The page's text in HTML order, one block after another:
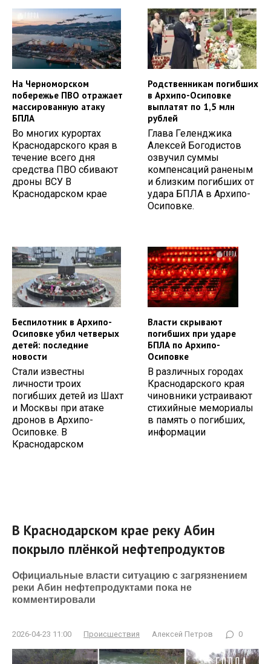
На Черноморском
побережье ПВО отражает
массированную атаку
БПЛА
Во многих курортах
Краснодарского края в
течение всего дня
средства ПВО сбивают
дроны ВСУ В
Краснодарском крае
Родственникам погибших
в Архипо-Осиповке
выплатят по 1,5 млн
рублей
Глава Геленджика
Алексей Богодистов
озвучил суммы
компенсаций раненым
и близким погибших от
удара БПЛА в Архипо-
Осиповке.
Беспилотник в Архипо-
Осиповке убил четверых
детей: последние
новости
Стали известны
личности троих
погибших детей из Шахт
и Москвы при атаке
дронов в Архипо-
Осиповке. В
Краснодарском
Власти скрывают
погибших при ударе
БПЛА по Архипо-
Осиповке
В различных городах
Краснодарского края
чиновники устраивают
стихийные мемориалы
в память о погибших,
информации
В Краснодарском крае реку Абин
покрыло плёнкой нефтепродуктов
Официальные власти ситуацию с загрязнением
реки Абин нефтепродуктами пока не
комментировали
2026-04-23 11:00 Происшествия Алексей Петров 0